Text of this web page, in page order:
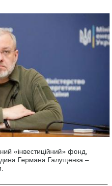
«інвестиційний» фонд,
Германа Галущенка –